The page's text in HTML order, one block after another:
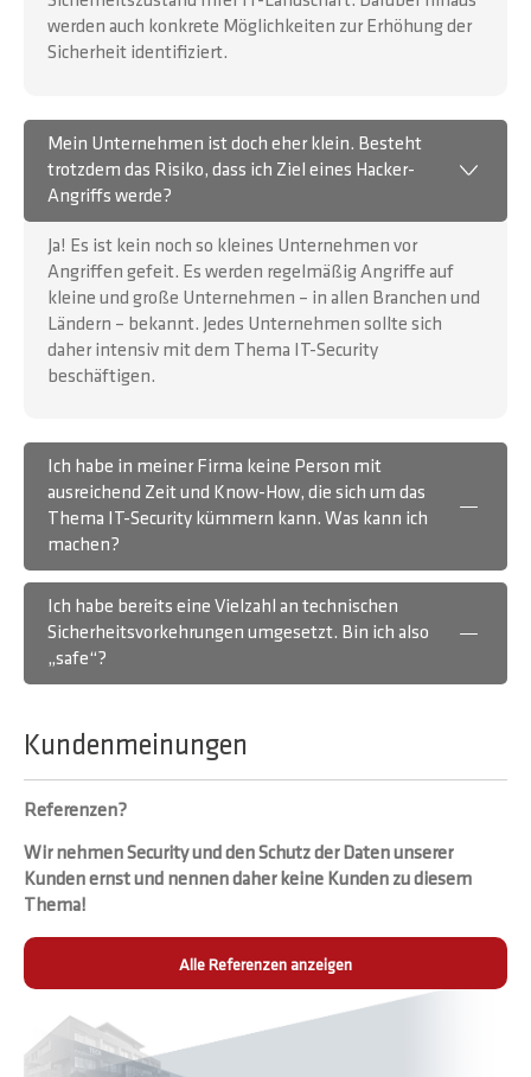
werden auch konkrete Möglichkeiten zur Erhöhung der
Sicherheit identifiziert.
Mein Unternehmen ist doch eher klein. Besteht
trotzdem das Risiko, dass ich Ziel eines Hacker-
Angriffs werde?
Ja! Es ist kein noch so kleines Unternehmen vor
Angriffen gefeit. Es werden regelmäßig Angriffe auf
kleine und große Unternehmen – in allen Branchen und
Ländern – bekannt. Jedes Unternehmen sollte sich
daher intensiv mit dem Thema IT-Security
beschäftigen.
Ich habe in meiner Firma keine Person mit
ausreichend Zeit und Know-How, die sich um das
Thema IT-Security kümmern kann. Was kann ich
machen?
Ich habe bereits eine Vielzahl an technischen
Sicherheitsvorkehrungen umgesetzt. Bin ich also
„safe“?
Kundenmeinungen
Referenzen?
Wir nehmen Security und den Schutz der Daten unserer
Kunden ernst und nennen daher keine Kunden zu diesem
Thema!
Alle Referenzen anzeigen